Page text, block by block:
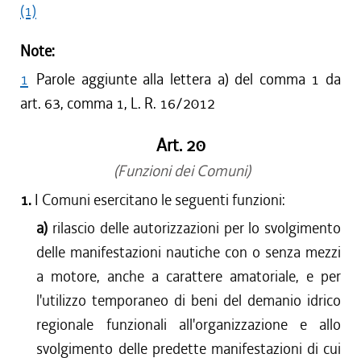
(1)
Note:
1 Parole aggiunte alla lettera a) del comma 1 da
art. 63, comma 1, L. R. 16/2012
Art. 20
(Funzioni dei Comuni)
1. I Comuni esercitano le seguenti funzioni:
a) rilascio delle autorizzazioni per lo svolgimento
delle manifestazioni nautiche con o senza mezzi
a motore, anche a carattere amatoriale, e per
l'utilizzo temporaneo di beni del demanio idrico
regionale funzionali all'organizzazione e allo
svolgimento delle predette manifestazioni di cui